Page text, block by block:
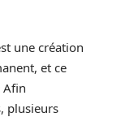
une création
et ce
Afin
plusieurs